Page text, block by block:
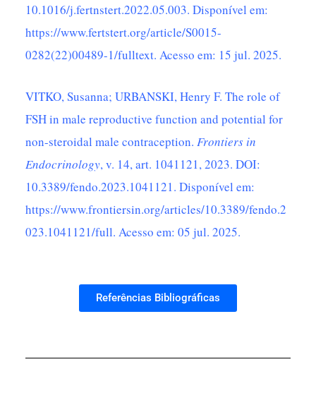
10.1016/j.fertnstert.2022.05.003. Disponível em:
https://www.fertstert.org/article/S0015-
0282(22)00489-1/fulltext. Acesso em: 15 jul. 2025.
VITKO, Susanna; URBANSKI, Henry F. The role of
FSH in male reproductive function and potential for
non-steroidal male contraception.Frontiers in
Endocrinology, v. 14, art. 1041121, 2023. DOI:
10.3389/fendo.2023.1041121. Disponível em:
https://www.frontiersin.org/articles/10.3389/fendo.2
023.1041121/full. Acesso em: 05 jul. 2025.
Referências Bibliográficas